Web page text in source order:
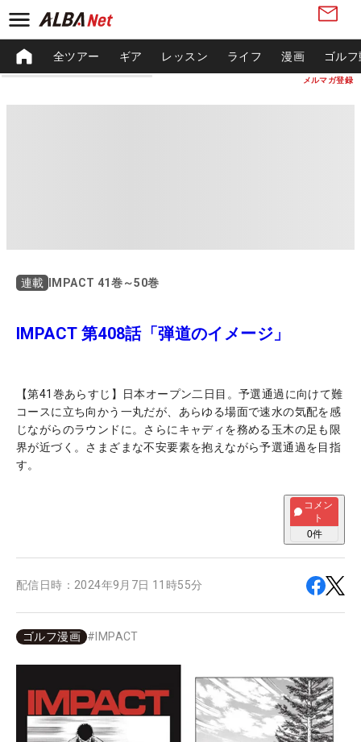
メルマガ登録
全ツアー ギア レッスン ライフ 漫画 ゴル
連載 IMPACT 41巻～50巻
IMPACT 第408話「弾道のイメージ」
【第41巻あらすじ】日本オープン二日目。予選通過に向けて難
コースに立ち向かう一丸だが、あらゆる場面で速水の気配を感
じながらのラウンドに。さらにキャディを務める玉木の足も限
界が近づく。さまざまな不安要素を抱えながら予選通過を目指
す。
コメン
ト
0件
配信日時： 2024年9月7日 11時55分
ゴルフ漫画 # IMPACT